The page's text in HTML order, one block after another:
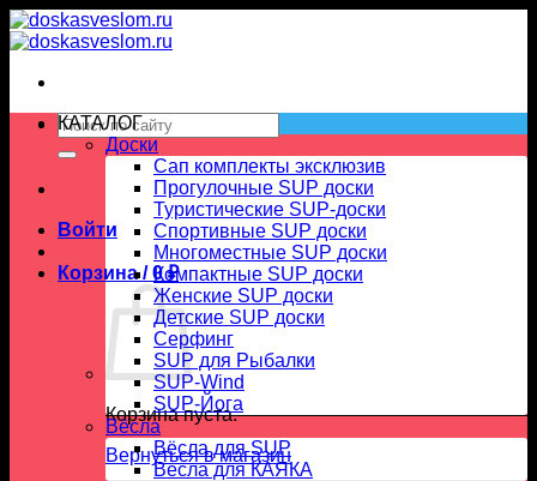
Skip
to
Искать:
Войти
Корзина /0₽
Корзина пуста.
Вернуться в магазин
КАТАЛОГ
Доски
Сап комплекты эксклюзив
Прогулочные SUP доски
Туристические SUP-доски
Спортивные SUP доски
Многоместные SUP доски
Компактные SUP доски
Женские SUP доски
Детские SUP доски
Серфинг
SUP для Рыбалки
SUP-Wind
SUP-Йога
Вёсла
Вёсла для SUP
Весла для КАЯКА